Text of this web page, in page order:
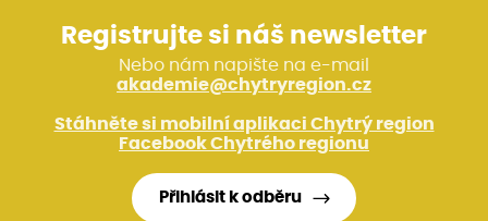
Registrujte si náš newsletter
Nebo nám napište na e-mail
akademie@chytryregion.cz
Stáhněte si mobilní aplikaci Chytrý region
Facebook Chytrého regionu
Přihlásit k odběru